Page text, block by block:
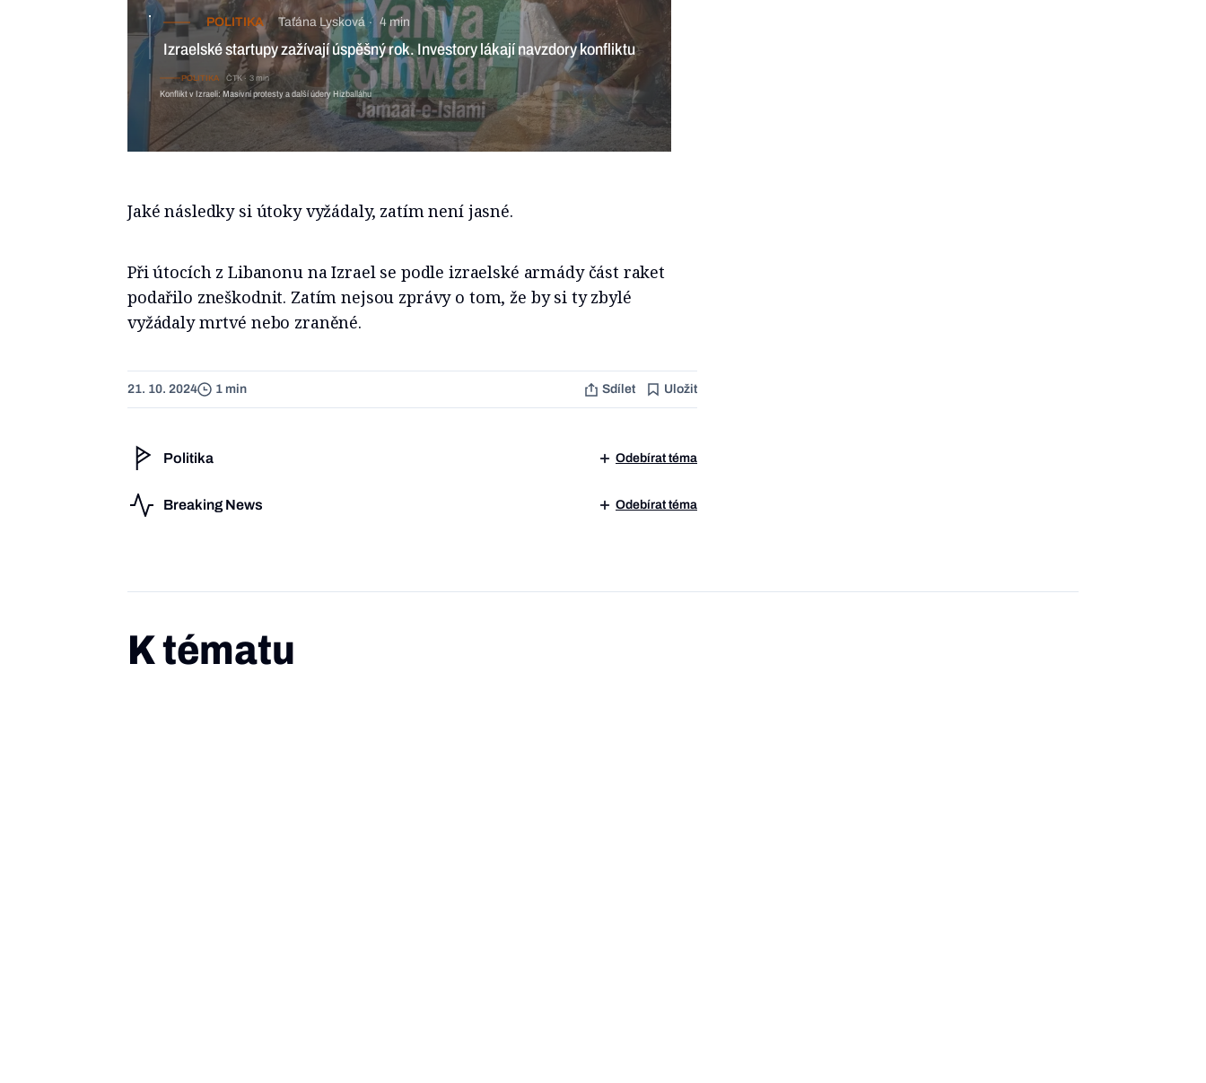
POLITIKA Taťána Lysková 4 min
Izraelské startupy zažívají úspěšný rok. Investory lákají navzdory konfliktu
POLITIKA ČTK 3 min
Konflikt v Izraeli: Masivní protesty a další údery Hizballáhu
Jaké následky si útoky vyžádaly, zatím není jasné.
Při útocích z Libanonu na Izrael se podle izraelské armády část raket
podařilo zneškodnit. Zatím nejsou zprávy o tom, že by si ty zbylé
vyžádaly mrtvé nebo zraněné.
21. 10. 2024 1 min Sdílet Uložit
Politika Odebírat téma
Breaking News Odebírat téma
K tématu